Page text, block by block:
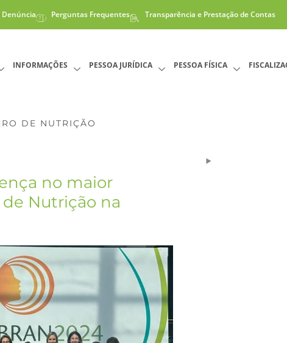
Denúncia Perguntas Frequentes Transparência e Prestação de Contas
INFORMAÇÕES PESSOA JURÍDICA PESSOA FÍSICA
DE NUTRIÇÃO
no maior
Nutrição na